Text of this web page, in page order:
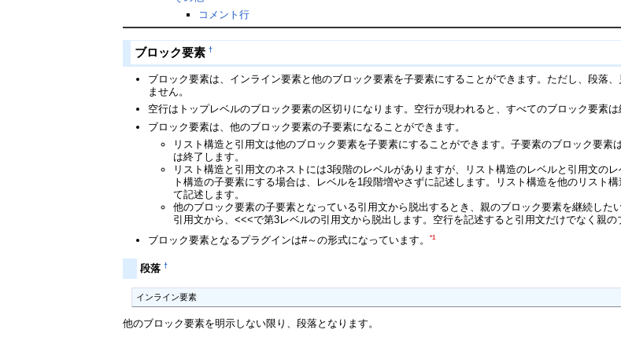
コメント行
ブロック要素 †
ブロック要素は、インライン要素と他のブロック要素を子要素にすることができます。ただし、段落
ません。
空行はトップレベルのブロック要素の区切りになります。空行が現われると、すべてのブロック要素は
ブロック要素は、他のブロック要素の子要素になることができます。
リスト構造と引用文は他のブロック要素を子要素にすることができます。子要素のブロック要
は終了します。
リスト構造と引用文のネストには3段階のレベルがありますが、リスト構造のレベルと引用文
ト構造の子要素にする場合は、レベルを1段階増やさずに記述します。リスト構造を他のリス
て記述します。
他のブロック要素の子要素となっている引用文から脱出するとき、親のブロック要素を継続し
引用文から、<<<で第3レベルの引用文から脱出します。空行を記述すると引用文だけでなく親の
ブロック要素となるプラグインは#～の形式になっています。*1
段落†
インライン要素
他のブロック要素を明示しない限り、段落となります。